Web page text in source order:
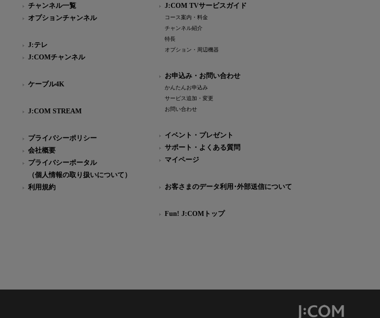
チャンネル一覧
オプションチャンネル
J:テレ
J:COMチャンネル
ケーブル4K
J:COM STREAM
プライバシーポリシー
会社概要
プライバシーポータル
（個人情報の取り扱いについて）
利用規約
J:COM TVサービスガイド
コース案内・料金
チャンネル紹介
特長
オプション・周辺機器
お申込み・お問い合わせ
かんたんお申込み
サービス追加・変更
お問い合わせ
イベント・プレゼント
サポート・よくある質問
マイページ
お客さまのデータ利用･外部送信について
Fun! J:COMトップ